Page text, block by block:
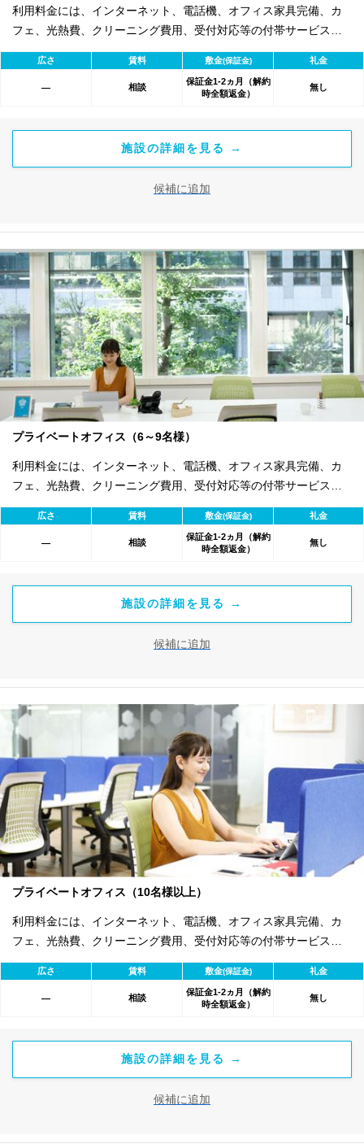
利用料金には、インターネット、電話機、オフィス家具完備、カ
フェ、光熱費、クリーニング費用、受付対応等の付帯サービスす
べて含まれ、追加料金不要です。 また適宜キャンペーン、契約期
間による割引特典あります。
広さ 賃料 敷金(保証金) 礼金
― 相談
保証金1-2ヵ月（解約
時全額返金）
無し
施設の詳細を見る →
候補に追加
プライベートオフィス（6～9名様）
利用料金には、インターネット、電話機、オフィス家具完備、カ
フェ、光熱費、クリーニング費用、受付対応等の付帯サービスす
べて含まれ、追加料金不要です。 また適宜キャンペーン、契約期
間による割引特典あります。
広さ 賃料 敷金(保証金) 礼金
― 相談
保証金1-2ヵ月（解約
時全額返金）
無し
施設の詳細を見る →
候補に追加
プライベートオフィス（10名様以上）
利用料金には、インターネット、電話機、オフィス家具完備、カ
フェ、光熱費、クリーニング費用、受付対応等の付帯サービスす
べて含まれ、追加料金不要です。 また適宜キャンペーン、契約期
間による割引特典あります。
広さ 賃料 敷金(保証金) 礼金
― 相談
保証金1-2ヵ月（解約
時全額返金）
無し
施設の詳細を見る →
候補に追加